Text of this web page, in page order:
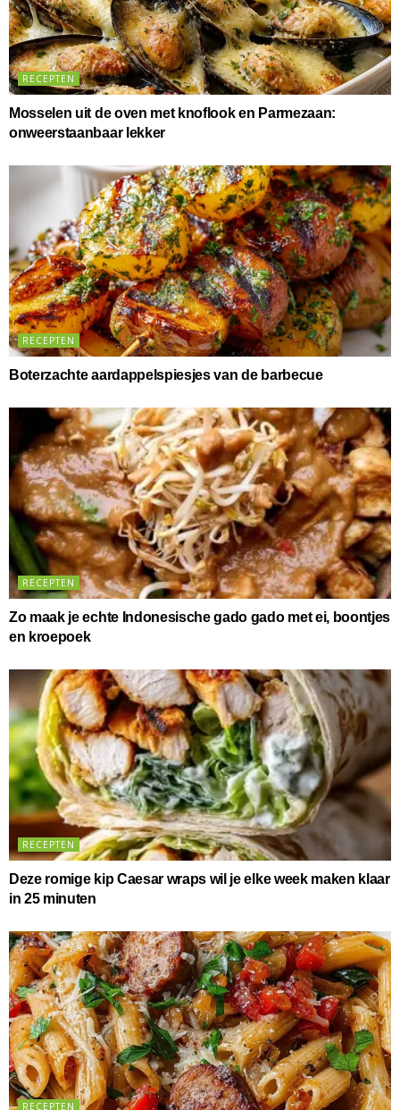
RECEPTEN
Mosselen uit de oven met knoflook en Parmezaan:
onweerstaanbaar lekker
RECEPTEN
Boterzachte aardappelspiesjes van de barbecue
RECEPTEN
Zo maak je echte Indonesische gado gado met ei, boontjes
en kroepoek
RECEPTEN
Deze romige kip Caesar wraps wil je elke week maken klaar
in 25 minuten
RECEPTEN